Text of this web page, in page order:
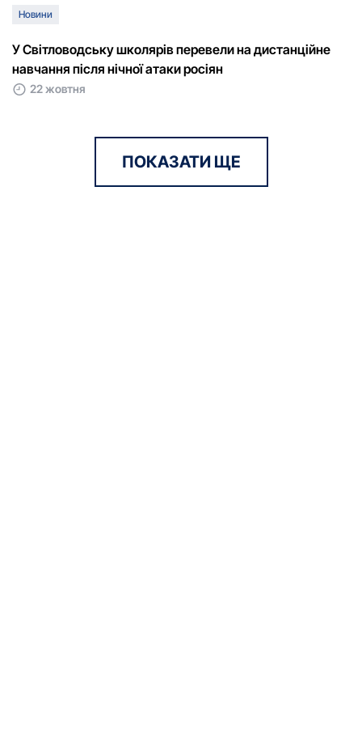
Новини
У Світловодську школярів перевели на дистанційне
навчання після нічної атаки росіян
22 жовтня
ПОКАЗАТИ ЩЕ